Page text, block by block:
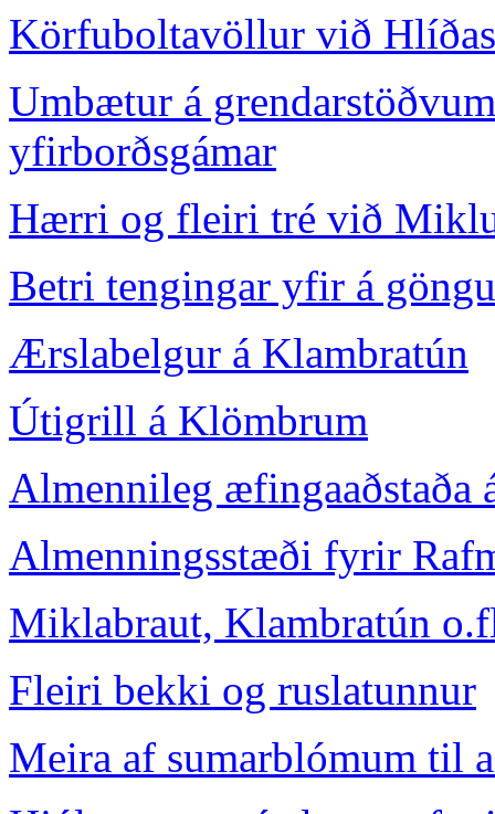
Körfuboltavöllur við
Umbætur á
yfirborðsgámar
Hærri og fleiri tré við
Betri tengingar yfir á
Ærslabelgur á Klambratún
Útigrill á Klömbrum
Almennileg æfingaaðstaða
Almenningsstæði fyrir
Miklabraut, Klambratún
Fleiri bekki og ruslatunnur
Meira af sumarblómum til